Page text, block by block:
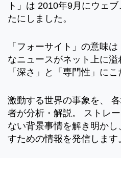
ト」は 2010年9月にウェ
たにしました。
「フォーサイト」の意味
なニュースがネット上に
「深さ」と「専門性」にこ
激動する世界の事象を、
者が分析・解説。 ストレ
ない背景事情を解き明か
すための情報を発信します